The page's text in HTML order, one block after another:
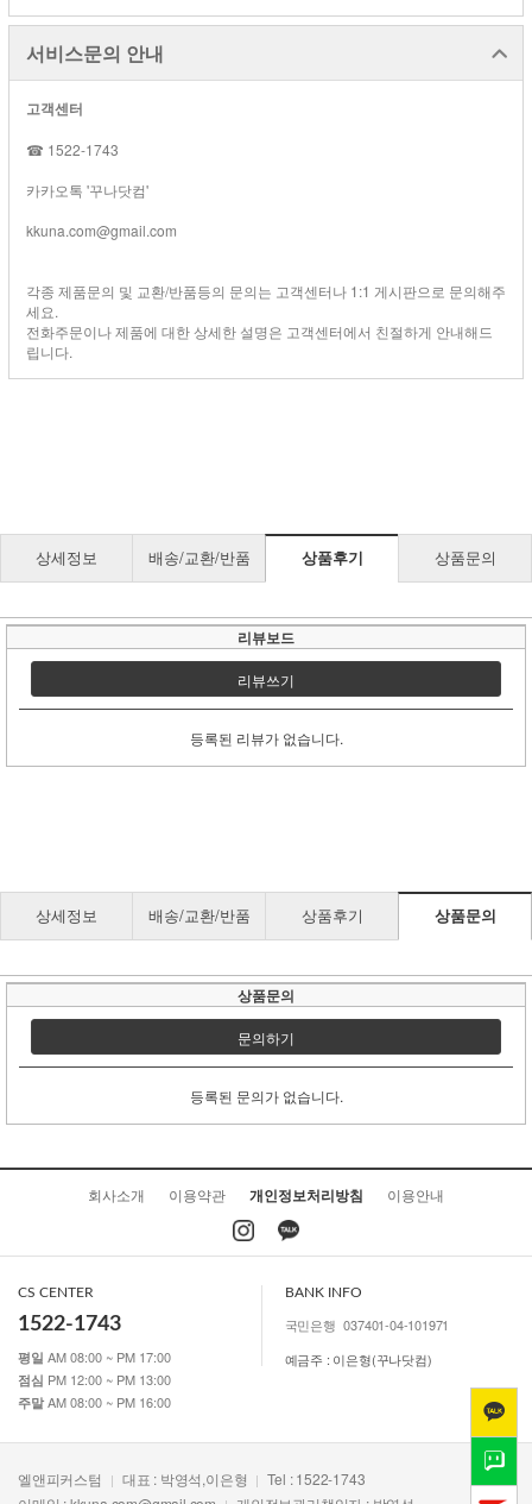
서비스문의 안내
고객센터
☎ 1522-1743
카카오톡 '꾸나닷컴'
kkuna.com@gmail.com
각종 제품문의 및 교환/반품등의 문의는 고객센터나 1:1 게시판으로 문의해주
세요.
전화주문이나 제품에 대한 상세한 설명은 고객센터에서 친절하게 안내해드
립니다.
상세정보 배송/교환/반품 상품후기 상품문의
리뷰보드
리뷰쓰기
등록된 리뷰가 없습니다.
상세정보 배송/교환/반품 상품후기 상품문의
상품문의
문의하기
등록된 문의가 없습니다.
회사소개 이용약관 개인정보처리방침 이용안내
CS CENTER
1522-1743
평일 AM 08:00 ~ PM 17:00
점심 PM 12:00 ~ PM 13:00
주말 AM 08:00 ~ PM 16:00
BANK INFO
국민은행 037401-04-101971
예금주 : 이은형(꾸나닷컴)
엘앤피커스텀 대표 : 박영석,이은형
Tel : 1522-1743